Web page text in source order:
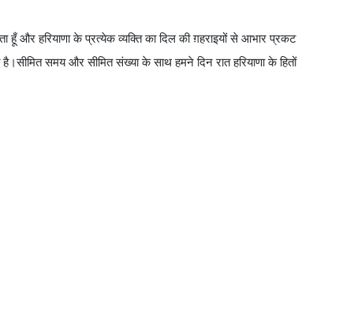
और हरियाणा के प्रत्येक व्यक्ति का दिल की ग़हराइयों से आभार प्रकट
समय और सीमित संख्या के साथ हमने दिन रात हरियाणा के हितों